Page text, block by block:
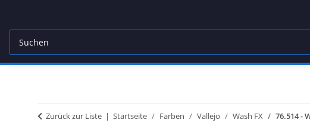
Zurück zur Liste Startseite Farben Vallejo Wash FX 76.514 -